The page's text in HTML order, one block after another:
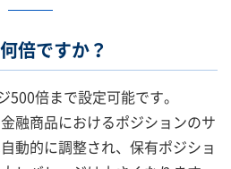
倍ですか？
倍まで設定可能です。
融商品におけるポジションのサ
動的に調整され、保有ポジショ